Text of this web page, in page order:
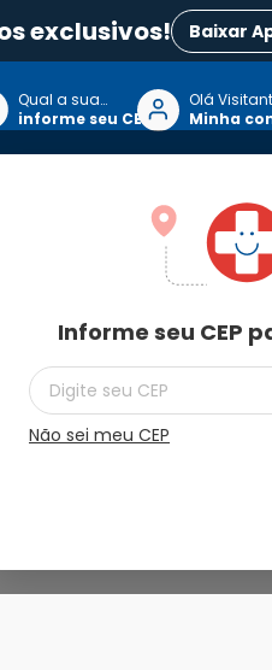
exclusivos! Baixar
Qual a sua
localização?
informe seu CEP
Informe seu CEP
Não sei meu CEP
Olá
Minha